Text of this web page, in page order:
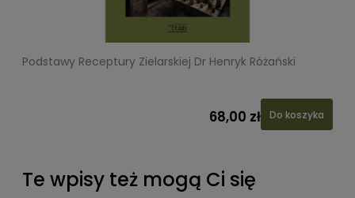
Podstawy Receptury Zielarskiej Dr Henryk Różański
68,00 zł Do koszyka
Te wpisy też mogą Ci się